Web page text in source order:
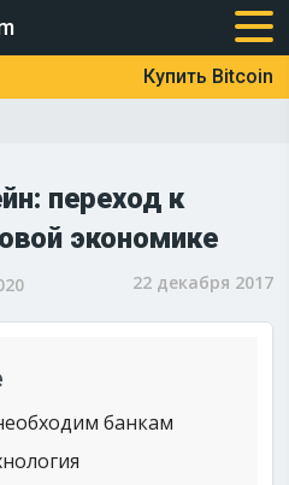
Купить Bitcoin
переход к
экономике
22 декабря 2017
банкам